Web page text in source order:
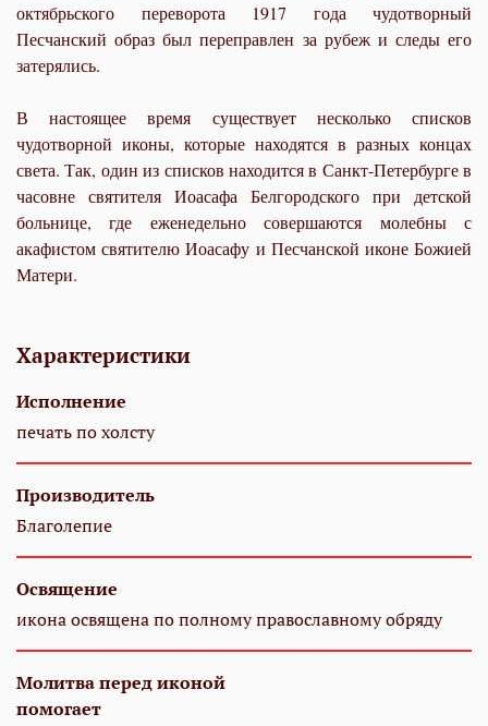
октябрьского переворота 1917 года чудотворный
Песчанский образ был переправлен за рубеж и следы его
затерялись.
В настоящее время существует несколько списков
чудотворной иконы, которые находятся в разных концах
света. Так, один из списков находится в Санкт-Петербурге в
часовне святителя Иоасафа Белгородского при детской
больнице, где еженедельно совершаются молебны с
акафистом святителю Иоасафу и Песчанской иконе Божией
Матери.
Характеристики
Исполнение
печать по холсту
Производитель
Благолепие
Освящение
икона освящена по полному православному обряду
Молитва перед иконой
помогает